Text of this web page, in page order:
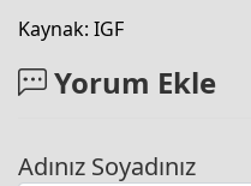
Kaynak: IGF
Yorum Ekle
Adınız Soyadınız